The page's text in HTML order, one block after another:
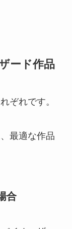
ード作品
ぞれです。
最適な作品
合